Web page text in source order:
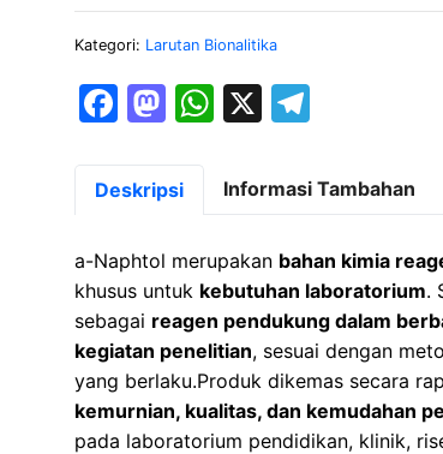
Kategori: Larutan Bionalitika
F
c
b
o
o
k
M
st
d
o
n
W
at
s
A
p
p
X
e
gr
a
m
Deskripsi Informasi Tambahan
a-Naphtol merupakan bahan kimia
khusus untuk kebutuhan laboratorium.
sebagai reagen pendukung dalam
kegiatan penelitian, sesuai dengan
yang berlaku.Produk dikemas secara
kemurnian, kualitas, dan kemudahan
pada laboratorium pendidikan, klinik,